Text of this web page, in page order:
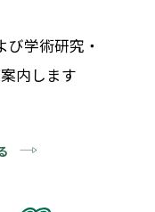
び学術研究・
内します